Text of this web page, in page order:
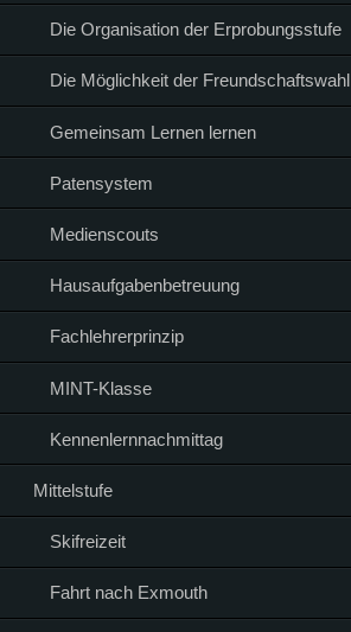
Die Organisation der Erprobungsstufe
Die Möglichkeit der Freundschaftswahl
Gemeinsam Lernen lernen
Patensystem
Medienscouts
Hausaufgabenbetreuung
Fachlehrerprinzip
MINT-Klasse
Kennenlernnachmittag
Mittelstufe
Skifreizeit
Fahrt nach Exmouth